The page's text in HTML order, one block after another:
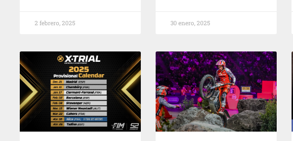
2 febrero, 2025 30 enero, 2025